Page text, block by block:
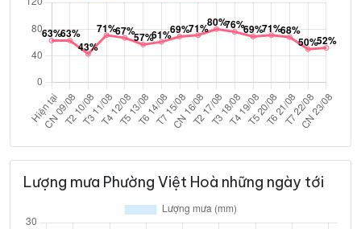
Lượng mưa Phường Việt Hoà những ngày tới